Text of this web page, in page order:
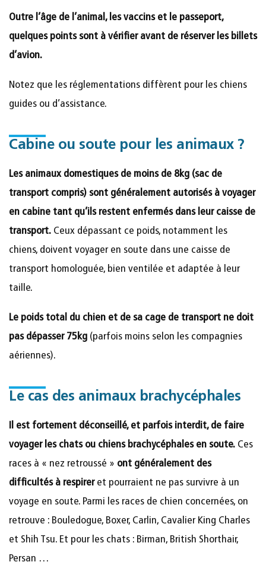
Outre l’âge de l’animal, les vaccins et le passeport,
quelques points sont à vérifier avant de réserver les billets
d’avion.
Notez que les réglementations diffèrent pour les chiens
guides ou d’assistance.
Cabine ou soute pour les animaux ?
Les animaux domestiques de moins de 8kg (sac de
transport compris) sont généralement autorisés à voyager
en cabine tant qu’ils restent enfermés dans leur caisse de
transport. Ceux dépassant ce poids, notamment les
chiens, doivent voyager en soute dans une caisse de
transport homologuée, bien ventilée et adaptée à leur
taille.
Le poids total du chien et de sa cage de transport ne doit
pas dépasser 75kg (parfois moins selon les compagnies
aériennes).
Le cas des animaux brachycéphales
Il est fortement déconseillé, et parfois interdit, de faire
voyager les chats ou chiens brachycéphales en soute. Ces
races à « nez retroussé » ont généralement des
difficultés à respireret pourraient ne pas survivre à un
voyage en soute. Parmi les races de chien concernées, on
retrouve : Bouledogue, Boxer, Carlin, Cavalier King Charles
et Shih Tsu. Et pour les chats : Birman, British Shorthair,
Persan …